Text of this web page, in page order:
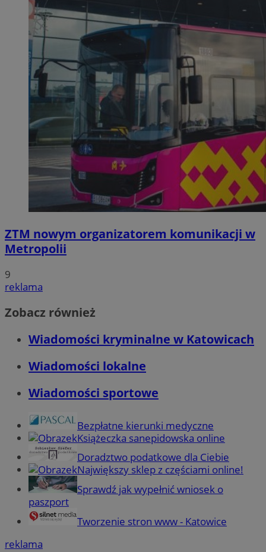
ZTM nowym organizatorem komunikacji w
Metropolii
9
reklama
Zobacz również
Wiadomości kryminalne w Katowicach
Wiadomości lokalne
Wiadomości sportowe
Bezpłatne kierunki medyczne
Książeczka sanepidowska online
Doradztwo podatkowe dla Ciebie
Największy sklep z częściami online!
Sprawdź jak wypełnić wniosek o
paszport
Tworzenie stron www - Katowice
reklama